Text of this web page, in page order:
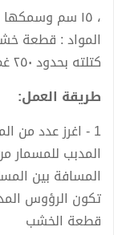
كتلته بحدود ٢٥٠ غم عدد ٣
طریقة العمل:
1 - اغرز عدد من
المدبب للمسمار
تكون الرؤوس
قطعة الخشب